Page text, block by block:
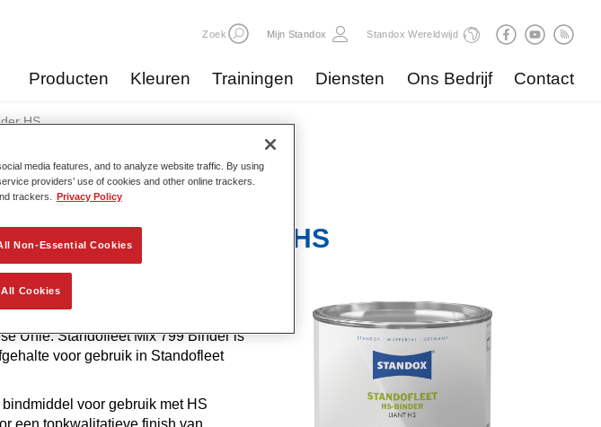
Zoek Mijn Standox Standox Wereldwijd
Producten Kleuren Trainingen Diensten Ons Bedrijf Contact
HS
Mix 799 Binder HS
Unie. Standofleet Mix 799 Binder is
voor gebruik in Standofleet
voor gebruik met HS
een topkwalitatieve finish van
media features, and to analyze website traffic. By using
providers’ use of cookies and other online trackers.
trackers.
Privacy Policy
Non-Essential Cookies
Cookies